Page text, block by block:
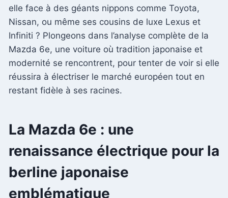
elle face à des géants nippons comme Toyota,
Nissan, ou même ses cousins de luxe Lexus et
Infiniti ? Plongeons dans l’analyse complète de la
Mazda 6e, une voiture où tradition japonaise et
modernité se rencontrent, pour tenter de voir si elle
réussira à électriser le marché européen tout en
restant fidèle à ses racines.
La Mazda 6e : une
renaissance électrique pour la
berline japonaise
emblématique